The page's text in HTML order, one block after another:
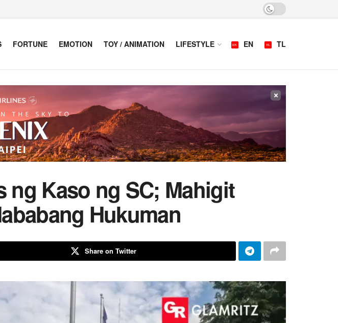
FORTUNE EMOTION TOY / ANIMATION LIFESTYLE EN TL
×
ng Kaso ng SC; Mahigit
Hukuman
Share on Twitter